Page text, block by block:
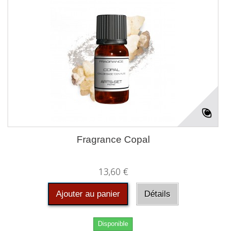
Fragrance Copal
13,60 €
Ajouter au panier Détails
Disponible